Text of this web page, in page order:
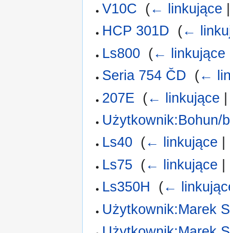
V10C (← linkujące
HCP 301D (←
Ls800 (← linkujące
Seria 754 ČD (←
207E (← linkujące
Użytkownik:Bohun/
Ls40 (← linkujące
Ls75 (← linkujące
Ls350H
(←
Użytkownik:Marek